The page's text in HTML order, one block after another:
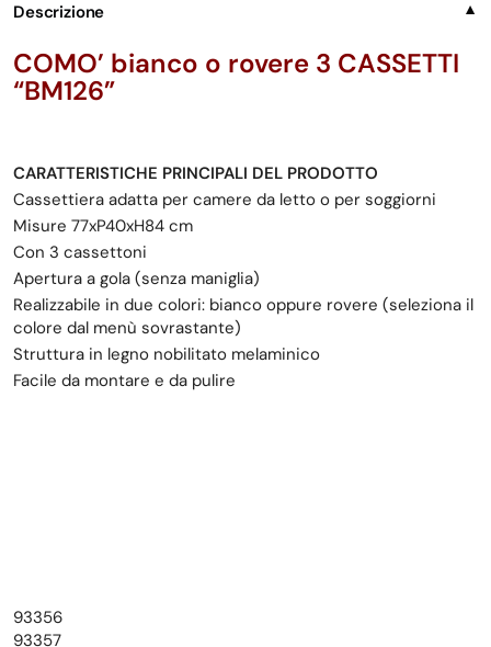
Descrizione ▼
COMO’ bianco o rovere 3 CASSETTI
“BM126”
CARATTERISTICHE PRINCIPALI DEL PRODOTTO
Cassettiera adatta per camere da letto o per soggiorni
Misure 77xP40xH84 cm
Con 3 cassettoni
Apertura a gola (senza maniglia)
Realizzabile in due colori: bianco oppure rovere (seleziona il
colore dal menù sovrastante)
Struttura in legno nobilitato melaminico
Facile da montare e da pulire
93356
93357